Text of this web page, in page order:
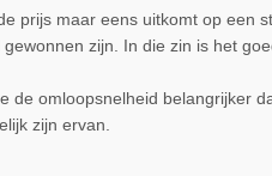
prijs maar eens uitkomt op een
zijn. In die zin is het
de omloopsnelheid belangrijker
zijn ervan.